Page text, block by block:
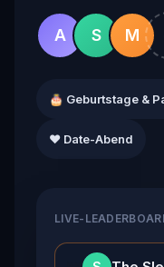
A S M
🎂 Geburtstage &
❤️ Date-Abend
LIVE-